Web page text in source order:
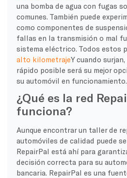
una bomba de agua con fugas
comunes. También puede
como componentes de
fallas en la transmisión o mal
sistema eléctrico. Todos estos
alto kilometrajeY cuando
rápido posible será su mejor
su automóvil en funcionamiento.
¿Qué es la red
funciona?
Aunque encontrar un taller de
automóviles de calidad puede
RepairPal está ahí para
decisión correcta para su
bancaria. RepairPal es una